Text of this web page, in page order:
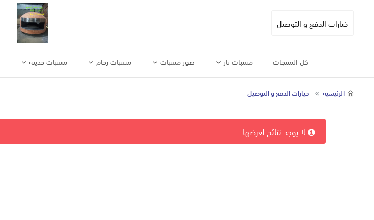
خيارات الدفع و التوصيل
كل المنتجات مشبات نار صور مشبات مشبات رخام مشبات حديثة
الرئيسية خيارات الدفع و التوصيل
لا يوجد نتائج لعرضها